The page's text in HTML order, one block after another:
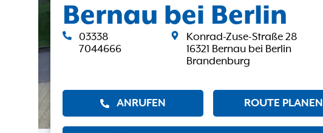
Bernau bei Berlin
03338
7044666
Konrad-Zuse-Straße 28
16321 Bernau bei Berlin
Brandenburg
ANRUFEN ROUTE PLANEN